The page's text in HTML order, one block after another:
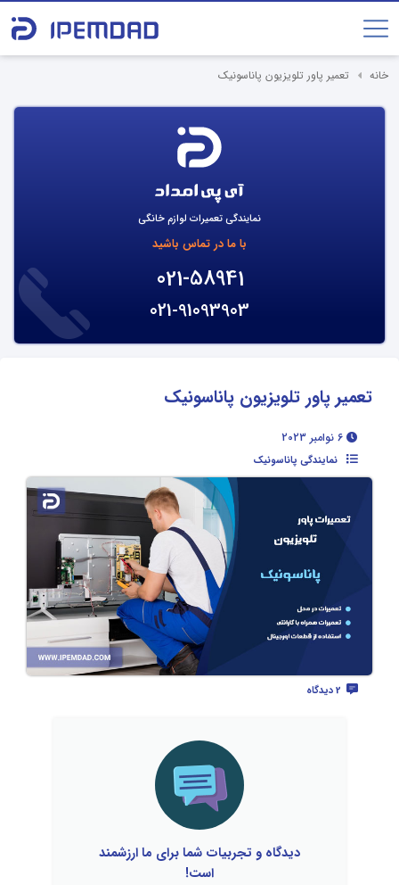
خانه تعمیر پاور تلویزیون پاناسونیک
نمایندگی تعمیرات لوازم خانگی
با ما در تماس باشید
021-58941
021-91093903
تعمیر پاور تلویزیون پاناسونیک
نمایندگی پاناسونیک
دیدگاه و تجربیات شما برای ما ارزشمند
است!